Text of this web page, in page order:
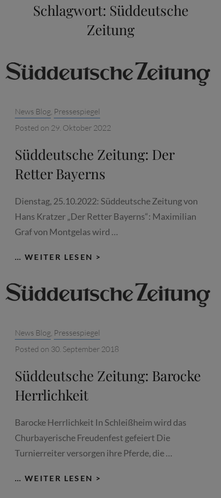
Schlagwort: Süddeutsche
Zeitung
Categories:
News Blog, Pressespiegel
Posted on 29. Oktober 2022
Süddeutsche Zeitung: Der
Retter Bayerns
Dienstag, 25.10.2022: Süddeutsche Zeitung von
Hans Kratzer „Der Retter Bayerns“: Maximilian
Graf von Montgelas wird …
… WEITER LESEN >
RETTER
Categories:
News Blog Pressespiegel
Posted on 30. September 2018
Süddeutsche Zeitung: Barocke
Herrlichkeit
Barocke Herrlichkeit In Schleißheim wird das
Churbayerische Freudenfest gefeiert Die
Turnierreiter versorgen ihre Pferde, die …
… WEITER LESEN >